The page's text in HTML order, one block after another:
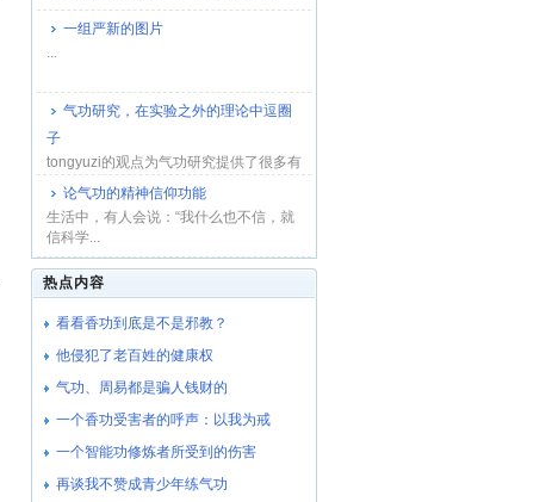
题，略答如...
一组严新的图片
...
气功研究，在实验之外的理论中逗圈
子
tongyuzi的观点为气功研究提供了很多有
益的东西，这些东西包括很好的结果预
设很好的理...
论气功的精神信仰功能
生活中，有人会说：“我什么也不信，就
信科学...
热点内容
看看香功到底是不是邪教？
他侵犯了老百姓的健康权
气功、周易都是骗人钱财的
一个香功受害者的呼声：以我为戒
一个智能功修炼者所受到的伤害
再谈我不赞成青少年练气功